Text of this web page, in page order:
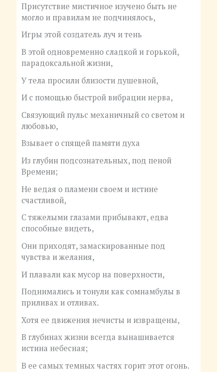
Присутствие мистичное изучено быть не
могло и правилам не подчинялось,
Игры этой создатель луч и тень
В этой одновременно сладкой и горькой,
парадоксальной жизни,
У тела просили близости душевной,
И с помощью быстрой вибрации нерва,
Связующий пульс механичный со светом и
любовью,
Взывает о спящей памяти духа
Из глубин подсознательных, под пеной
Времени;
Не ведая о пламени своем и истине
счастливой,
С тяжелыми глазами прибывают, едва
способные видеть,
Они приходят, замаскированные под
чувства и желания,
И плавали как мусор на поверхности,
Поднимались и тонули как сомнамбулы в
приливах и отливах.
Хотя ее движения нечисты и извращены,
В глубинах жизни всегда вынашивается
истина небесная;
В ее самых темных частях горит этот огонь.